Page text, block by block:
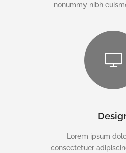
nonummy nibh
Lorem ipsum
consectetuer